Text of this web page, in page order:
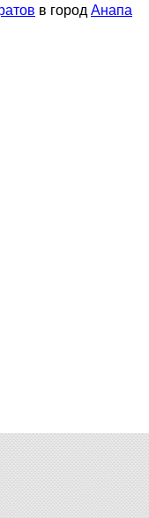
в город Анапа